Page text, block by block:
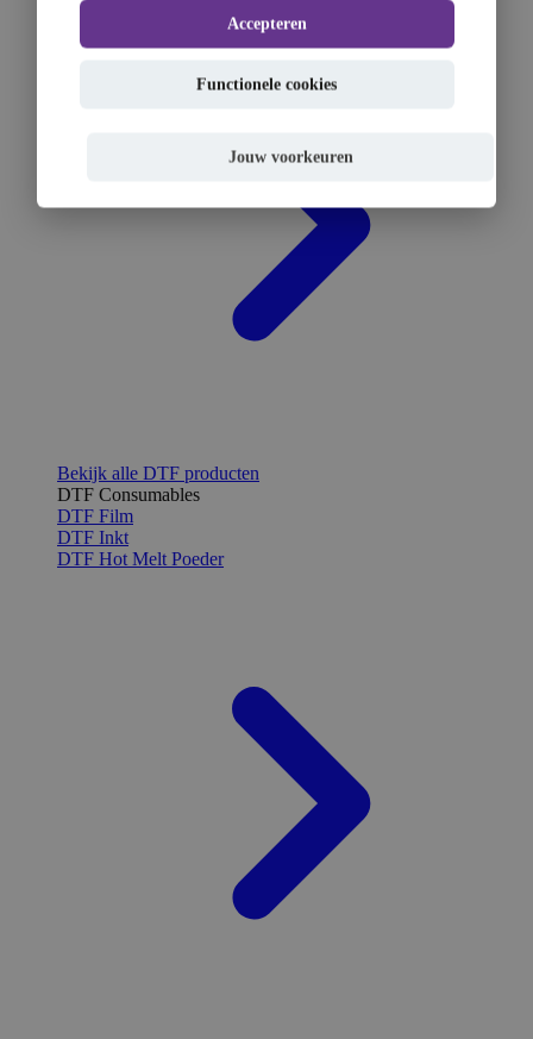
Bekijk alle DTF producten
DTF Consumables
DTF Film
DTF Inkt
DTF Hot Melt Poeder
Accepteren
Functionele cookies
Jouw voorkeuren